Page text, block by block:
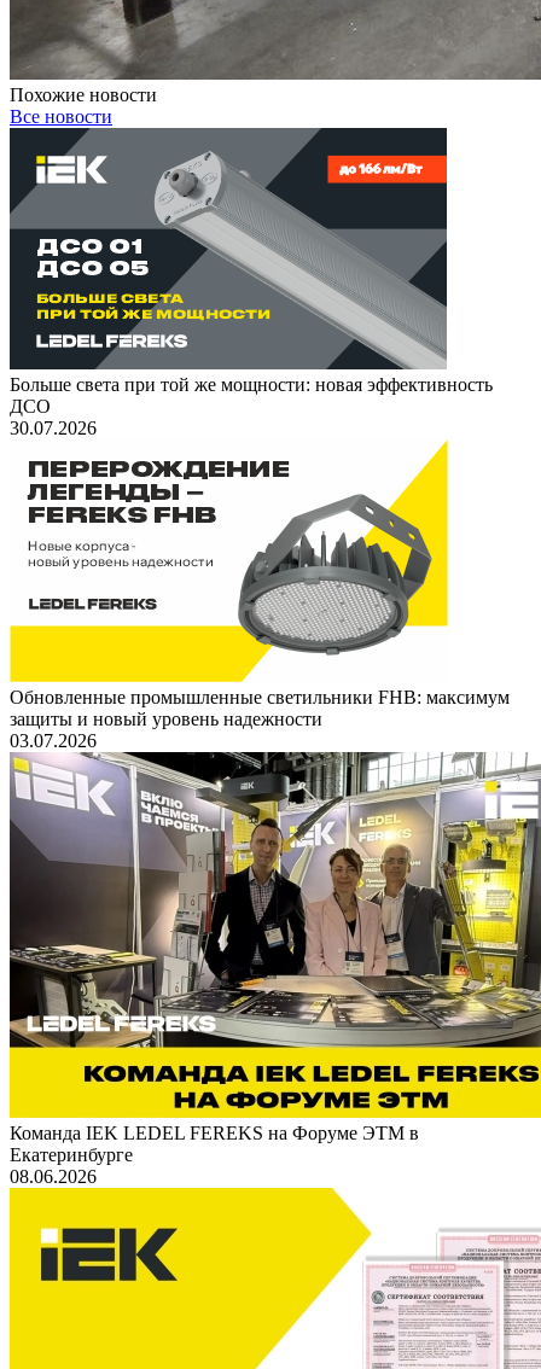
Похожие новости
Все новости
Больше света при той же мощности: новая эффективность
ДСО
30.07.2026
Обновленные промышленные светильники FHB: максимум
защиты и новый уровень надежности
03.07.2026
Команда IEK LEDEL FEREKS на Форуме ЭТМ в
Екатеринбурге
08.06.2026